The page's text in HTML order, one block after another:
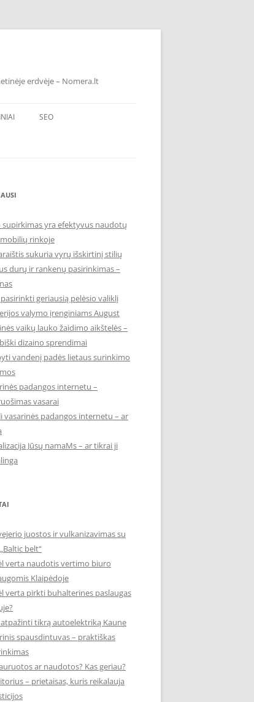
erdvėje – Nomera.lt
SEO
supirkimas yra efektyvus naudotų
rinkoje
sukuria vyrų išskirtinį stilių
durų ir rankenų pasirinkimas –
geriausią pelėsio valiklį
valymo įrenginiams August
vaikų lauko žaidimo aikštelės –
dizaino sprendimai
vandenį padės lietaus surinkimo
padangos internetu –
vasarai
vasarinės padangos internetu – ar
Jūsų namaMs – ar tikrai ji
juostos ir vulkanizavimas su
belt“
verta naudotis vertimo biuro
Klaipėdoje
verta pirkti buhalterines paslaugas
atpažinti tikrą autoelektriką Kaune
spausdintuvas – praktiškas
ar naudotos? Kas geriau?
– prietaisas, kuris reikalauja